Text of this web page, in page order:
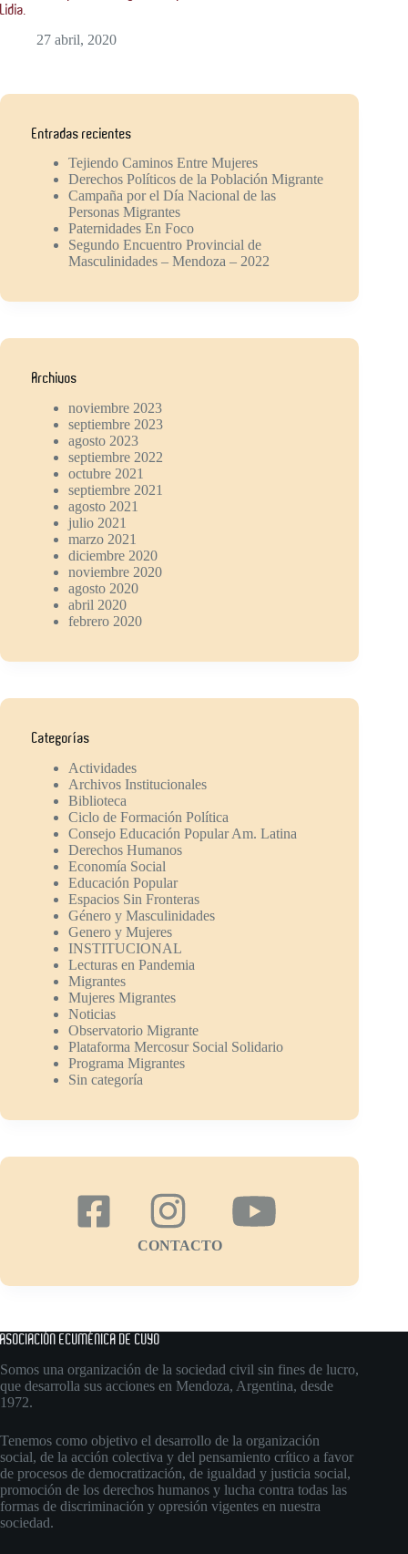
Lidia.
27 abril, 2020
Entradas recientes
Tejiendo Caminos Entre Mujeres
Derechos Políticos de la Población Migrante
Campaña por el Día Nacional de las
Personas Migrantes
Paternidades En Foco
Segundo Encuentro Provincial de
Masculinidades – Mendoza – 2022
Archivos
noviembre 2023
septiembre 2023
agosto 2023
septiembre 2022
octubre 2021
septiembre 2021
agosto 2021
julio 2021
marzo 2021
diciembre 2020
noviembre 2020
agosto 2020
abril 2020
febrero 2020
Categorías
Actividades
Archivos Institucionales
Biblioteca
Ciclo de Formación Política
Consejo Educación Popular Am. Latina
Derechos Humanos
Economía Social
Educación Popular
Espacios Sin Fronteras
Género y Masculinidades
Genero y Mujeres
INSTITUCIONAL
Lecturas en Pandemia
Migrantes
Mujeres Migrantes
Noticias
Observatorio Migrante
Plataforma Mercosur Social Solidario
Programa Migrantes
Sin categoría
CONTACTO
ASOCIACIÓN ECUMÉNICA DE CUYO
Somos una organización de la sociedad civil sin fines de lucro,
que desarrolla sus acciones en Mendoza, Argentina, desde
1972.
Tenemos como objetivo el desarrollo de la organización
social, de la acción colectiva y del pensamiento crítico a favor
de procesos de democratización, de igualdad y justicia social,
promoción de los derechos humanos y lucha contra todas las
formas de discriminación y opresión vigentes en nuestra
sociedad.